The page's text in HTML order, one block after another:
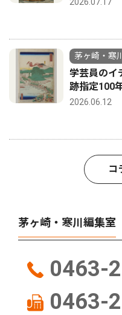
茅ヶ崎・寒
学芸員の
跡指定100
2026.06.12
コ
茅ヶ崎・寒川編集室
0463-
0463-